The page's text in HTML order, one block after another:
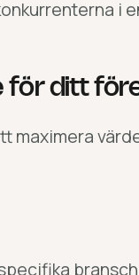
i
för ditt